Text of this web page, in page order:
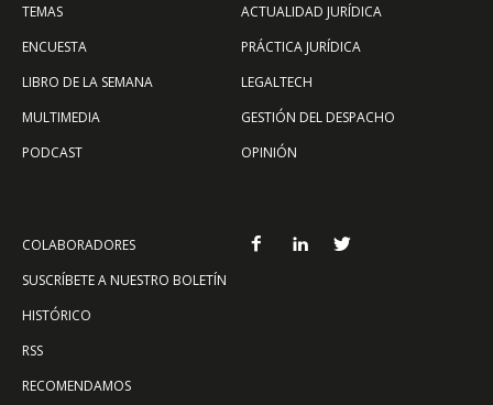
TEMAS
ENCUESTA
LIBRO DE LA SEMANA
MULTIMEDIA
PODCAST
ACTUALIDAD JURÍDICA
PRÁCTICA JURÍDICA
LEGALTECH
GESTIÓN DEL DESPACHO
OPINIÓN
COLABORADORES
SUSCRÍBETE A NUESTRO BOLETÍN
HISTÓRICO
RSS
RECOMENDAMOS